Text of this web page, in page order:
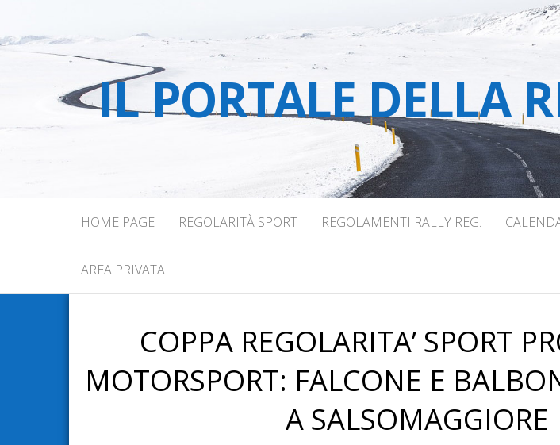
IL PORTALE DELLA
HOME PAGE REGOLARITÀ SPORT REGOLAMENTI RALLY REG.
AREA PRIVATA
COPPA REGOLARITA’ SPORT
MOTORSPORT: FALCONE E
A SALSOMAGGIORE